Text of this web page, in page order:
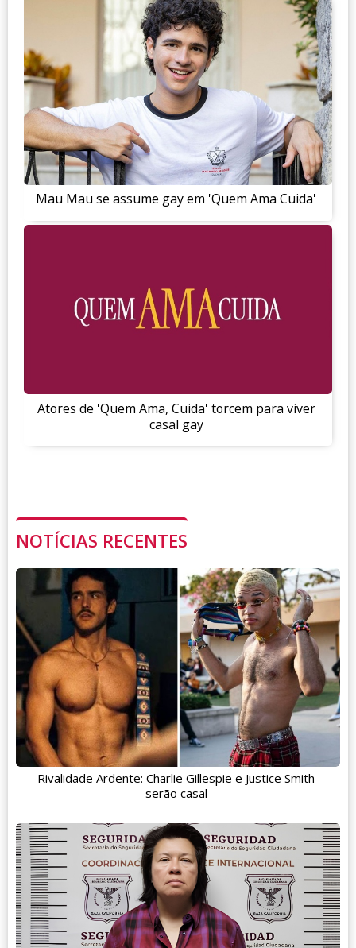
Mau Mau se assume gay em 'Quem Ama Cuida'
Atores de 'Quem Ama, Cuida' torcem para viver
casal gay
NOTÍCIAS RECENTES
Rivalidade Ardente: Charlie Gillespie e Justice Smith
serão casal